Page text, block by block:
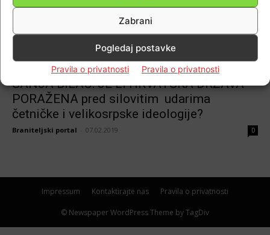
Zabrani
Pogledaj postavke
Pravila o privatnosti Pravila o privatnosti
Braniteljski portal
Domovina
SANJA BILAČ: JE LI HRVATSKA DRŽAVA
PORAŽENA pred silovitim udarima
četničke i velikosrpske ideologije?
Braniteljski portal 07.02.2019 0
Impressum Kontaktirajte nas Pravila o privatnosti
© Newspaper WordPress Theme by TagDiv